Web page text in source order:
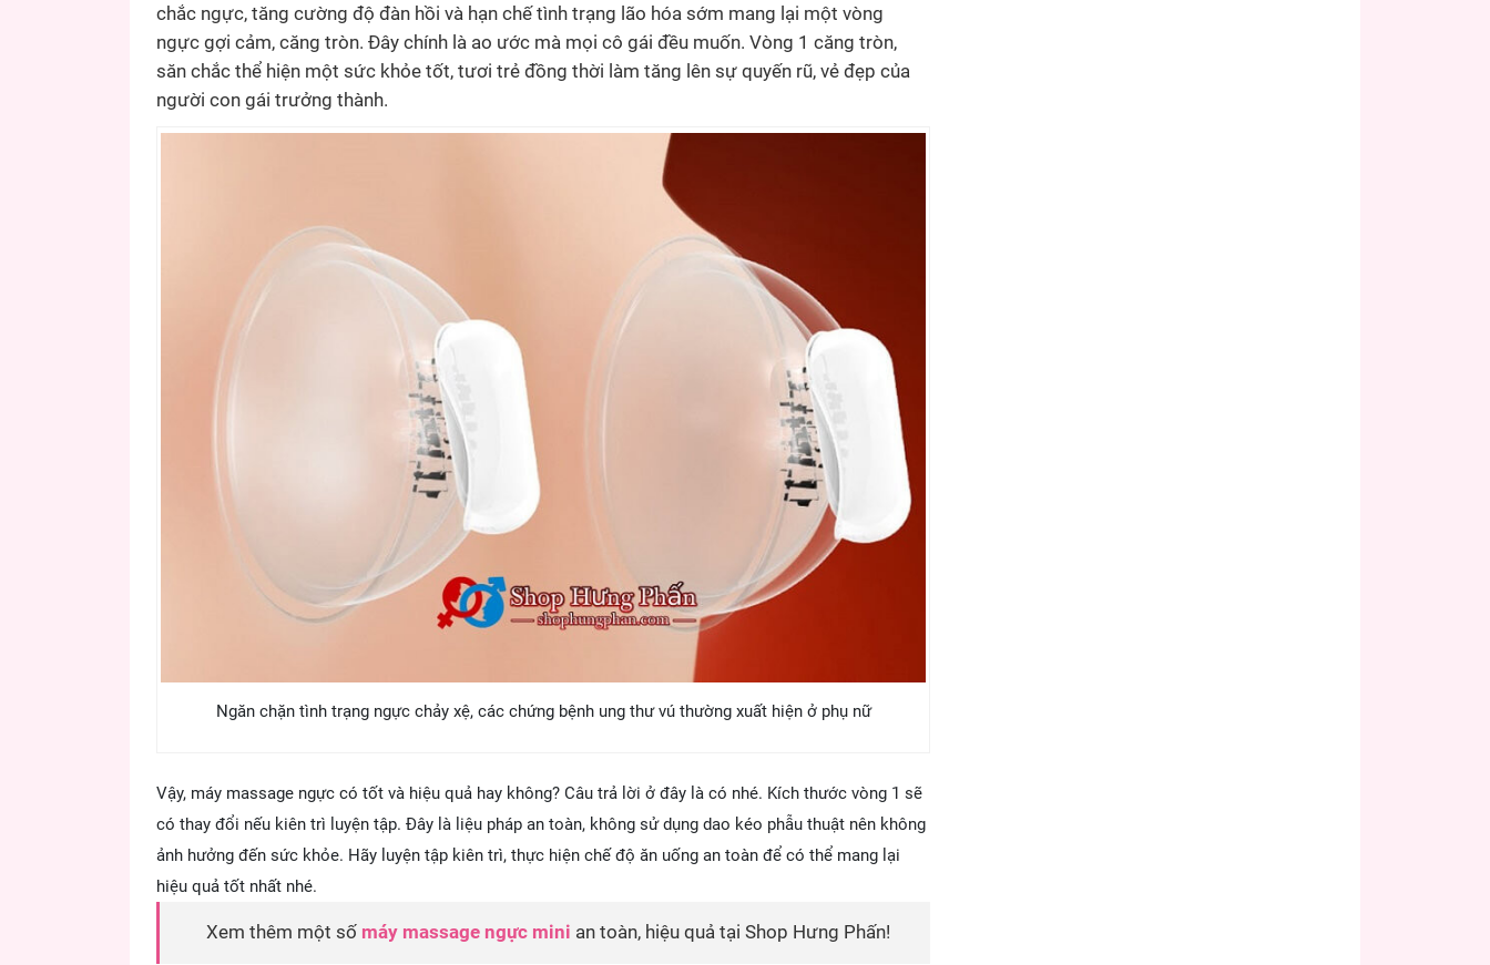
chắc ngực, tăng cường độ đàn hồi và hạn chế tình trạng lão hóa sớm mang lại một vòng
ngực gợi cảm, căng tròn. Đây chính là ao ước mà mọi cô gái đều muốn. Vòng 1 căng tròn,
săn chắc thể hiện một sức khỏe tốt, tươi trẻ đồng thời làm tăng lên sự quyến rũ, vẻ đẹp của
người con gái trưởng thành.
Ngăn chặn tình trạng ngực chảy xệ, các chứng bệnh ung thư vú thường xuất hiện ở phụ nữ
Vậy, máy massage ngực có tốt và hiệu quả hay không? Câu trả lời ở đây là có nhé. Kích thước vòng 1 sẽ
có thay đổi nếu kiên trì luyện tập. Đây là liệu pháp an toàn, không sử dụng dao kéo phẫu thuật nên không
ảnh hưởng đến sức khỏe. Hãy luyện tập kiên trì, thực hiện chế độ ăn uống an toàn để có thể mang lại
hiệu quả tốt nhất nhé.
Xem thêm một số máy massage ngực mini an toàn, hiệu quả tại Shop Hưng Phấn!